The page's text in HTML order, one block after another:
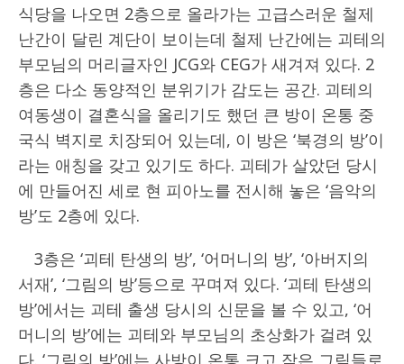
식당을 나오면 2층으로 올라가는 고급스러운 철제
난간이 달린 계단이 보이는데 철제 난간에는 괴테의
부모님의 머리글자인 JCG와 CEG가 새겨져 있다. 2
층은 다소 동양적인 분위기가 감도는 공간. 괴테의
여동생이 결혼식을 올리기도 했던 큰 방이 온통 중
국식 벽지로 치장되어 있는데, 이 방은 ‘북경의 방’이
라는 애칭을 갖고 있기도 하다. 괴테가 살았던 당시
에 만들어진 세로 현 피아노를 전시해 놓은 ‘음악의
방’도 2층에 있다.
3층은 ‘괴테 탄생의 방’, ‘어머니의 방’, ‘아버지의
서재’, ‘그림의 방’등으로 꾸며져 있다. ‘괴테 탄생의
방’에서는 괴테 출생 당시의 신문을 볼 수 있고, ‘어
머니의 방’에는 괴테와 부모님의 초상화가 걸려 있